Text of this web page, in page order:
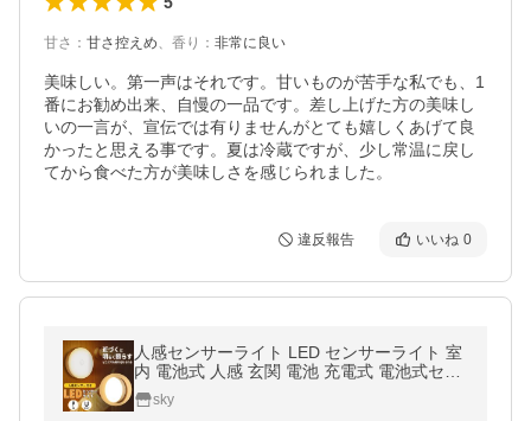
甘さ ： 甘さ控えめ、 香り ： 非常に良い
美味しい。第一声はそれです。甘いものが苦手な私でも、1
番にお勧め出来、自慢の一品です。差し上げた方の美味し
いの一言が、宣伝では有りませんがとても嬉しくあげて良
かったと思える事です。夏は冷蔵ですが、少し常温に戻し
てから食べた方が美味しさを感じられました。
違反報告 いいね 0
人感センサーライト LED センサーライト 室
内 電池式 人感 玄関 電池 充電式 電池式セン
サーライト 足元
sky